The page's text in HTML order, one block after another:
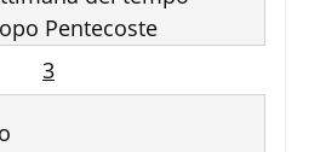
Pentecoste
3